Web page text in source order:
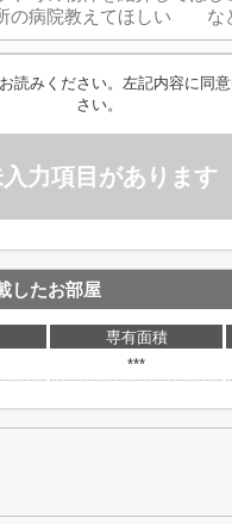
読みください。左記内容に同
さい。
入力項目があります
したお部屋
専有面積
***